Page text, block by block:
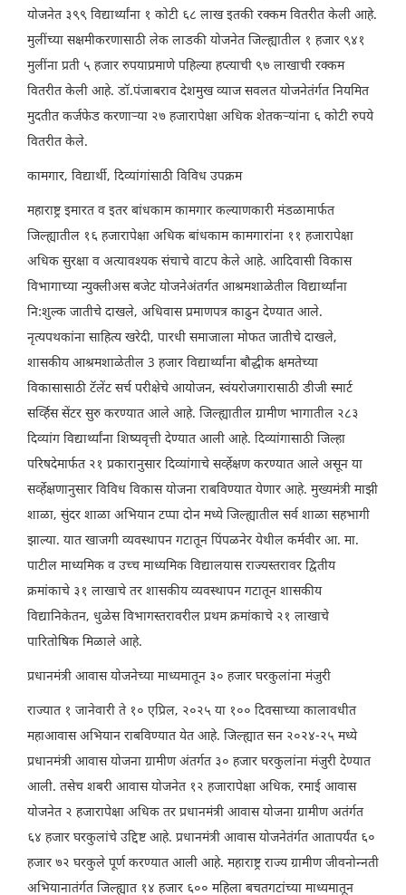
योजनेत ३९९ विद्यार्थ्यांना १ कोटी ६८ लाख इतकी रक्कम वितरीत केली आहे.
मुलींच्या सक्षमीकरणासाठी लेक लाडकी योजनेत जिल्ह्यातील १ हजार ९४१
मुलींना प्रती ५ हजार रुपयाप्रमाणे पहिल्या हप्त्याची ९७ लाखाची रक्कम
वितरीत केली आहे. डॉ.पंजाबराव देशमुख व्याज सवलत योजनेतंर्गत नियमित
मुदतीत कर्जफेड करणाऱ्या २७ हजारापेक्षा अधिक शेतकऱ्यांना ६ कोटी रुपये
वितरीत केले.
कामगार, विद्यार्थी, दिव्यांगांसाठी विविध उपक्रम
महाराष्ट्र इमारत व इतर बांधकाम कामगार कल्याणकारी मंडळामार्फत
जिल्ह्यातील १६ हजारापेक्षा अधिक बांधकाम कामगारांना ११ हजारापेक्षा
अधिक सुरक्षा व अत्यावश्यक संचाचे वाटप केले आहे. आदिवासी विकास
विभागाच्या न्युक्लीअस बजेट योजनेअंतर्गत आश्रमशाळेतील विद्यार्थ्यांना
नि:शुल्क जातीचे दाखले, अधिवास प्रमाणपत्र काढुन देण्यात आले.
नृत्यपथकांना साहित्य खरेदी, पारधी समाजाला मोफत जातीचे दाखले,
शासकीय आश्रमशाळेतील 3 हजार विद्यार्थ्यांना बौद्धीक क्षमतेच्या
विकासासाठी टॅलेंट सर्च परीक्षेचे आयोजन, स्वंयरोजगारासाठी डीजी स्मार्ट
सर्व्हिस सेंटर सुरु करण्यात आले आहे. जिल्ह्यातील ग्रामीण भागातील २८३
दिव्यांग विद्यार्थ्यांना शिष्यवृत्ती देण्यात आली आहे. दिव्यांगासाठी जिल्हा
परिषदेमार्फत २१ प्रकारानुसार दिव्यांगाचे सर्व्हेक्षण करण्यात आले असून या
सर्व्हेक्षणानुसार विविध विकास योजना राबविण्यात येणार आहे. मुख्यमंत्री माझी
शाळा, सुंदर शाळा अभियान टप्पा दोन मध्ये जिल्ह्यातील सर्व शाळा सहभागी
झाल्या. यात खाजगी व्यवस्थापन गटातून पिंपळनेर येथील कर्मवीर आ. मा.
पाटील माध्यमिक व उच्च माध्यमिक विद्यालयास राज्यस्तरावर द्वितीय
क्रमांकाचे ३१ लाखाचे तर शासकीय व्यवस्थापन गटातून शासकीय
विद्यानिकेतन, धुळेस विभागस्तरावरील प्रथम क्रमांकाचे २१ लाखाचे
पारितोषिक मिळाले आहे.
प्रधानमंत्री आवास योजनेच्या माध्यमातून ३० हजार घरकुलांना मंजुरी
राज्यात १ जानेवारी ते १० एप्रिल, २०२५ या १०० दिवसाच्या कालावधीत
महाआवास अभियान राबविण्यात येत आहे. जिल्ह्यात सन २०२४-२५ मध्ये
प्रधानमंत्री आवास योजना ग्रामीण अंतर्गत ३० हजार घरकुलांना मंजुरी देण्यात
आली. तसेच शबरी आवास योजनेत १२ हजारापेक्षा अधिक, रमाई आवास
योजनेत २ हजारापेक्षा अधिक तर प्रधानमंत्री आवास योजना ग्रामीण अतंर्गत
६४ हजार घरकुलांचे उद्दिष्ट आहे. प्रधानमंत्री आवास योजनेतंर्गत आतापर्यंत ६०
हजार ७२ घरकुले पूर्ण करण्यात आली आहे. महाराष्ट्र राज्य ग्रामीण जीवनोन्नती
अभियानातंर्गत जिल्ह्यात १४ हजार ६०० महिला बचतगटांच्या माध्यमातून